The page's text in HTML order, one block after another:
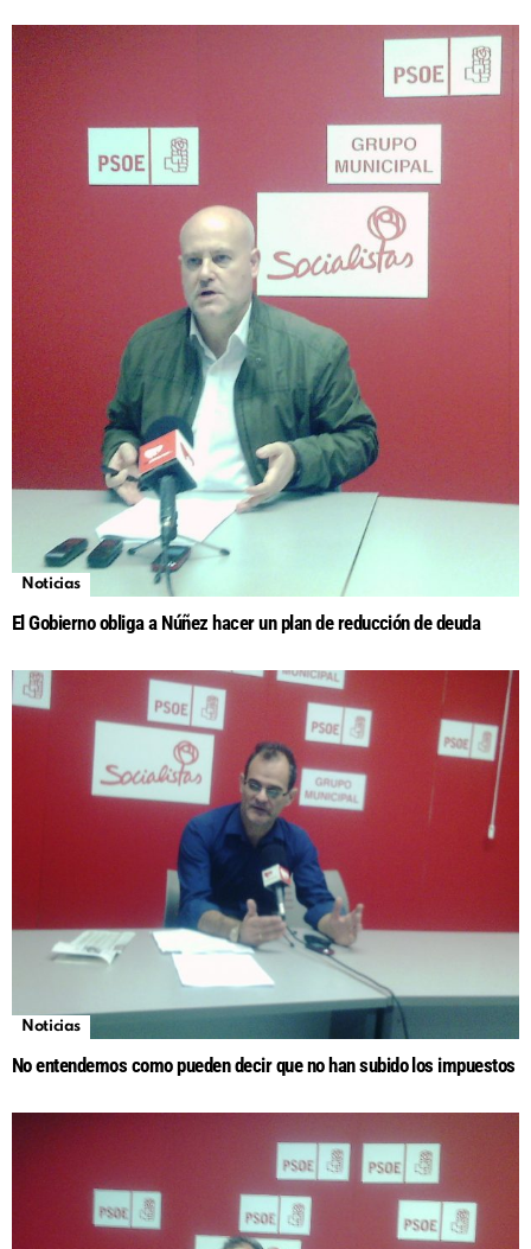
Noticias
El Gobierno obliga a Núñez hacer un plan de reducción de deuda
Noticias
No entendemos como pueden decir que no han subido los impuestos